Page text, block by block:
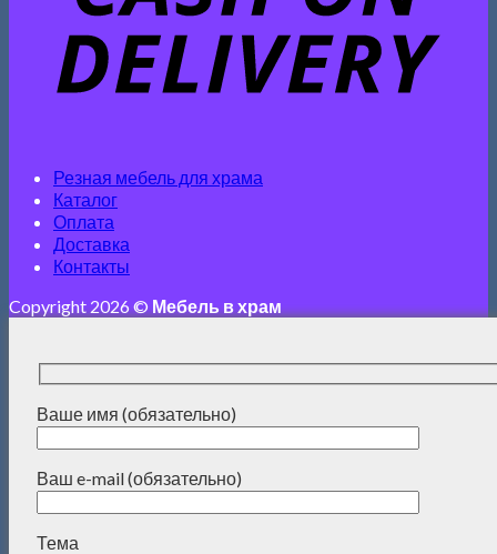
Резная мебель для храма
Каталог
Оплата
Доставка
Контакты
Copyright 2026 ©Мебель в храм
Ваше имя (обязательно)
Ваш e-mail (обязательно)
Тема